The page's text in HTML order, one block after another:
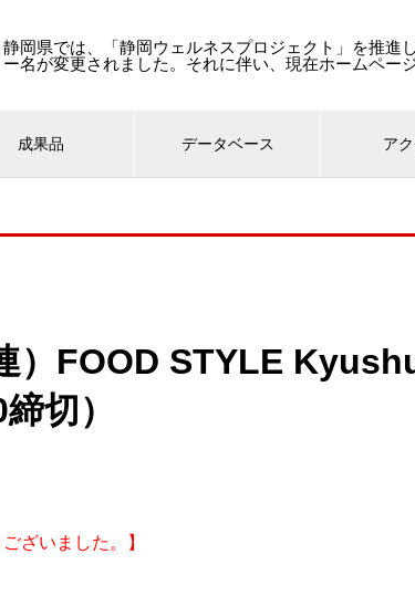
静岡県では、「静岡ウェルネスプロジェクト」を推進
ー名が変更されました。それに伴い、現在ホームペー
成果品 データベース ア
）FOOD STYLE
切）
ざいました。】